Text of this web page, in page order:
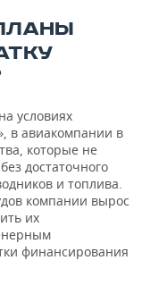
условиях
в авиакомпании в
которые не
достаточного
и топлива.
компании вырос
их
финансирования